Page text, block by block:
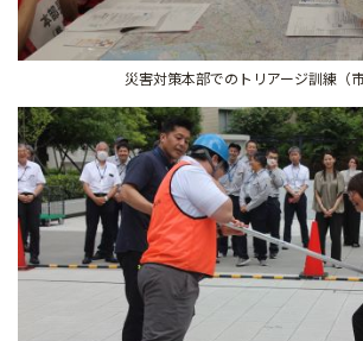
災害対策本部でのトリアージ訓練（市